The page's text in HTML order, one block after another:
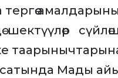
шектүүлөр
Мады